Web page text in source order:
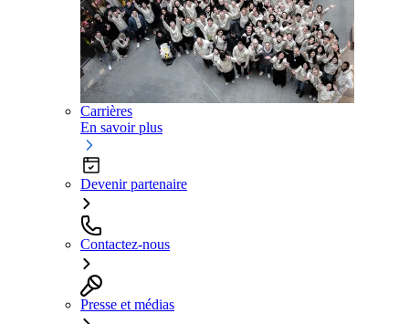
Carrières
En savoir plus
Devenir partenaire
Contactez-nous
Presse et médias